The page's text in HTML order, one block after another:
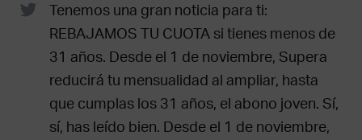
Tenemos una gran noticia para ti:
REBAJAMOS TU CUOTA si tienes menos de
31 años. Desde el 1 de noviembre, Supera
reducirá tu mensualidad al ampliar, hasta
que cumplas los 31 años, el abono joven. Sí,
sí, has leído bien. Desde el 1 de noviembre,